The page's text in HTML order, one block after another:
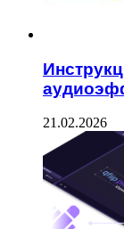
21.02.2026